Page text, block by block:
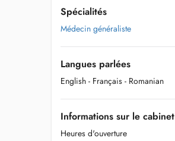
Spécialités
Médecin généraliste
Langues parlées
English - Français - Romanian
Informations sur le cabinet
Heures d'ouverture